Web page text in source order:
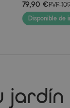
79,90 €PVP
Disponible de
jardín